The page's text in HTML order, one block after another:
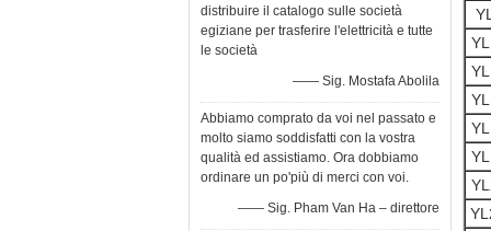
distribuire il catalogo sulle società
egiziane per trasferire l'elettricità e tutte
le società
—— Sig. Mostafa Abolila
Abbiamo comprato da voi nel passato e
molto siamo soddisfatti con la vostra
qualità ed assistiamo. Ora dobbiamo
ordinare un po'più di merci con voi.
—— Sig. Pham Van Ha – direttore